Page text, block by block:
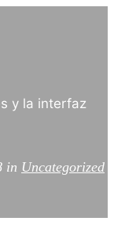
y la interfaz
in Uncategorized